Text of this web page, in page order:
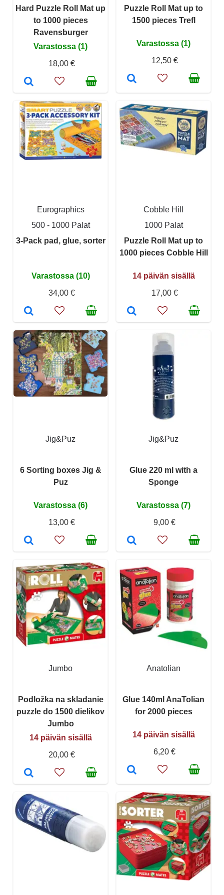
Hard Puzzle Roll Mat up
to 1000 pieces
Ravensburger
Varastossa (1)
18,00 €
Puzzle Roll Mat up to
1500 pieces Trefl
Varastossa (1)
12,50 €
Eurographics
500 - 1000 Palat
3-Pack pad, glue, sorter
Varastossa (10)
34,00 €
Cobble Hill
1000 Palat
Puzzle Roll Mat up to
1000 pieces Cobble Hill
14 päivän sisällä
17,00 €
Jig&Puz
6 Sorting boxes Jig &
Puz
Varastossa (6)
13,00 €
Jig&Puz
Glue 220 ml with a
Sponge
Varastossa (7)
9,00 €
Jumbo
Podložka na skladanie
puzzle do 1500 dielikov
Jumbo
14 päivän sisällä
20,00 €
Anatolian
Glue 140ml AnaTolian
for 2000 pieces
14 päivän sisällä
6,20 €